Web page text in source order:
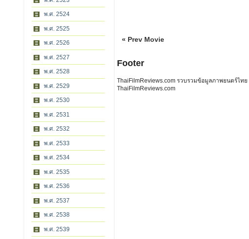
พ.ศ. 2524
พ.ศ. 2525
พ.ศ. 2526
พ.ศ. 2527
พ.ศ. 2528
พ.ศ. 2529
พ.ศ. 2530
พ.ศ. 2531
พ.ศ. 2532
พ.ศ. 2533
พ.ศ. 2534
พ.ศ. 2535
พ.ศ. 2536
พ.ศ. 2537
พ.ศ. 2538
พ.ศ. 2539
« Prev Movie
Footer
ThaiFilmReviews.com รวบรวมข้อมูลภาพยนตร์ไ
ThaiFilmReviews.com